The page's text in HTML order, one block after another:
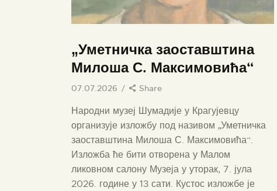
„Уметничка заоставштина
Милоша С. Максимовића“
07.07.2026 Share
Народни музеј Шумадије у Крагујевцу
организује изложбу под називом „Уметничка
заоставштина Милоша С. Максимовића“.
Изложба ће бити отворена у Малом
ликовном салону Музеја у уторак, 7. јула
2026. године у 13 сати. Кустос изложбе је